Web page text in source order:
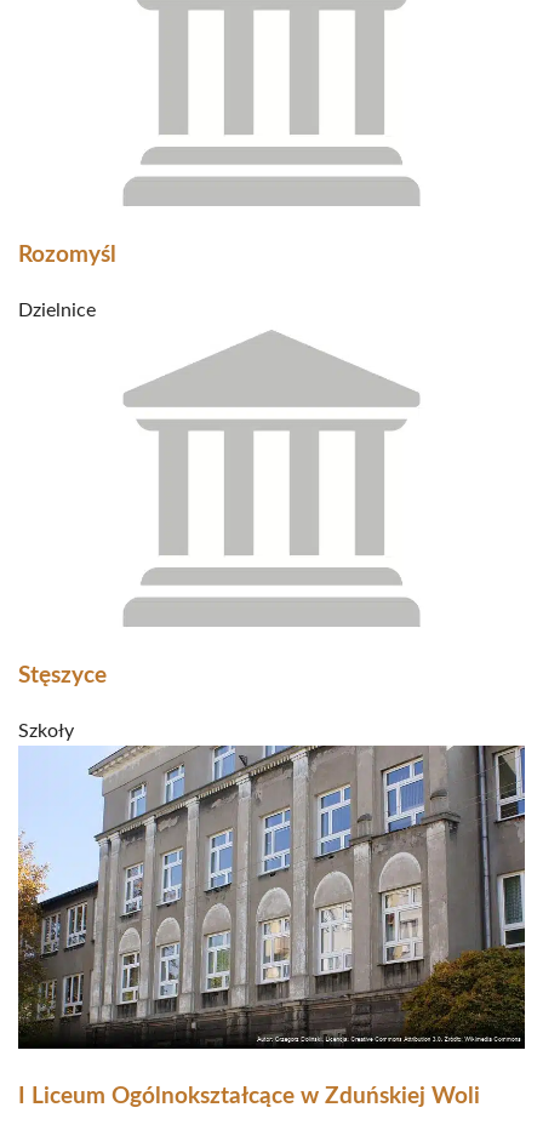
Rozomyśl
Dzielnice
Stęszyce
Szkoły
I Liceum Ogólnokształcące w Zduńskiej Woli